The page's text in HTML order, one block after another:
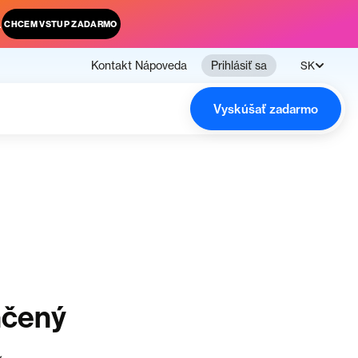
CHCEM VSTUP ZADARMO
Kontakt Nápoveda Prihlásiť sa SK
Vyskúšať zadarmo